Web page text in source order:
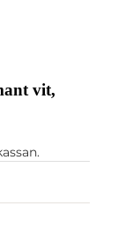
vit,